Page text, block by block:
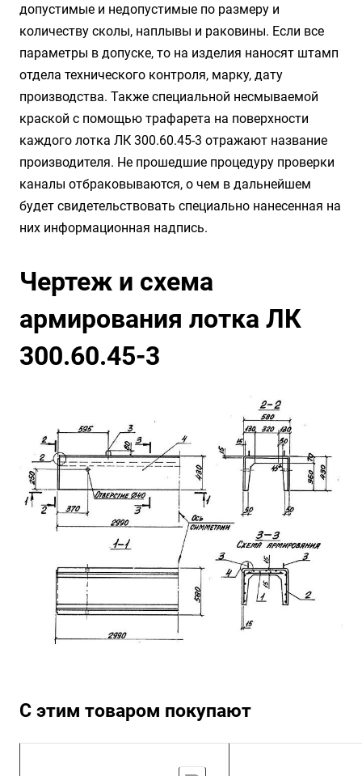
допустимые и недопустимые по размеру и
количеству сколы, наплывы и раковины. Если все
параметры в допуске, то на изделия наносят штамп
отдела технического контроля, марку, дату
производства. Также специальной несмываемой
краской с помощью трафарета на поверхности
каждого лотка ЛК 300.60.45-3 отражают название
производителя. Не прошедшие процедуру проверки
каналы отбраковываются, о чем в дальнейшем
будет свидетельствовать специально нанесенная на
них информационная надпись.
Чертеж и схема
армирования лотка ЛК
300.60.45-3
С этим товаром покупают